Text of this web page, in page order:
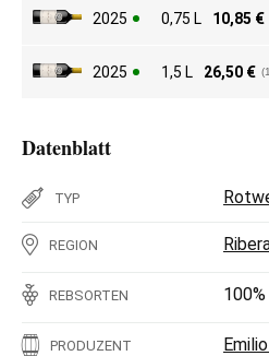
2025 0,75 L 10,85 €
2025 1,5 L 26,50 €
Datenblatt
TYP
REGION
REBSORTEN 100%
PRODUZENT